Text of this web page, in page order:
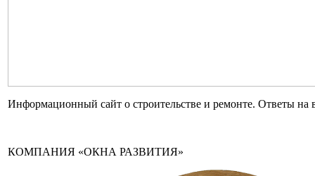
Информационный сайт о строительстве и ремонте. Ответы на
КОМПАНИЯ «ОКНА РАЗВИТИЯ»